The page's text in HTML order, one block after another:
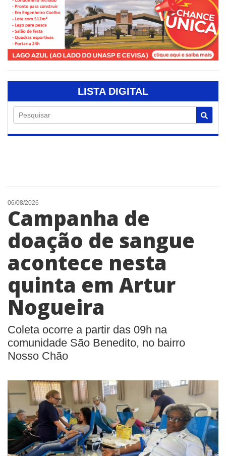
LISTA DIGITAL
Pesquisar
06/08/2026
Campanha de
doação de sangue
acontece nesta
quinta em Artur
Nogueira
Coleta ocorre a partir das 09h na
comunidade São Benedito, no bairro
Nosso Chão